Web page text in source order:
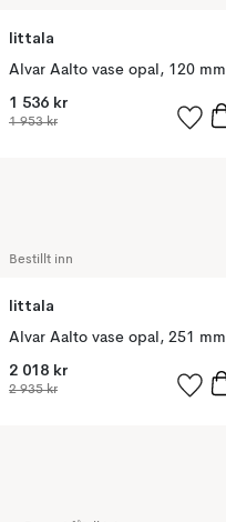
Iittala
Alvar Aalto vase opal, 120 mm
1 536 kr
1 953 kr
Bestillt inn
Iittala
Alvar Aalto vase opal, 251 mm
2 018 kr
2 935 kr